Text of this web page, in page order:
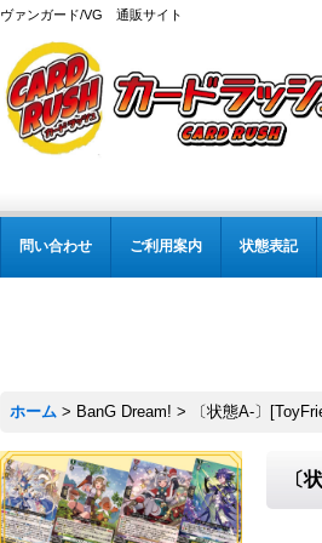
ヴァンガード/VG 通販サイト
問い合わせ ご利用案内 状態表記
ホーム > BanG Dream! > 〔状態A-〕
〔